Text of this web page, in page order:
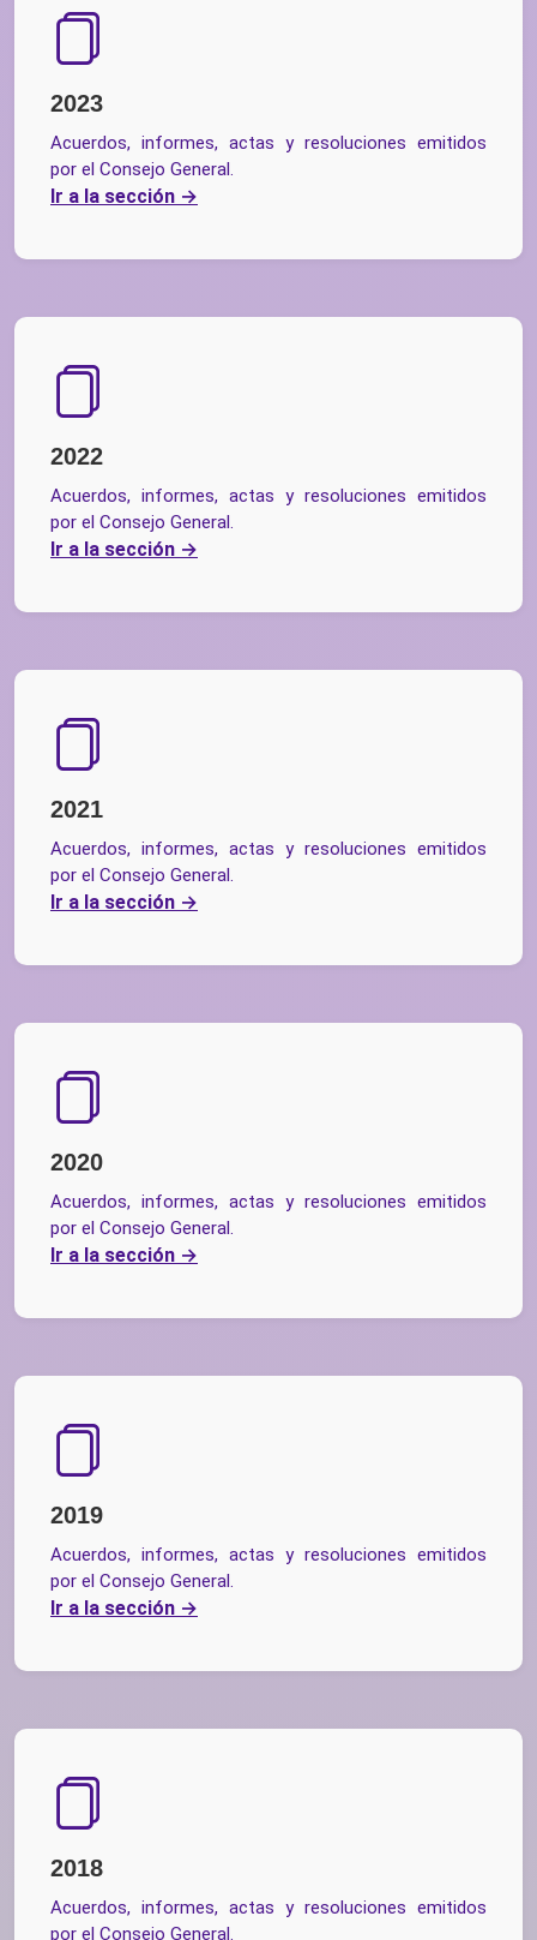
2023
Acuerdos, informes, actas y resoluciones emitidos
por el Consejo General.
Ir a la sección
2022
Acuerdos, informes, actas y resoluciones emitidos
por el Consejo General.
Ir a la sección
2021
Acuerdos, informes, actas y resoluciones emitidos
por el Consejo General.
Ir a la sección
2020
Acuerdos, informes, actas y resoluciones emitidos
por el Consejo General.
Ir a la sección
2019
Acuerdos, informes, actas y resoluciones emitidos
por el Consejo General.
Ir a la sección
2018
Acuerdos, informes, actas y resoluciones emitidos
por el Consejo General.